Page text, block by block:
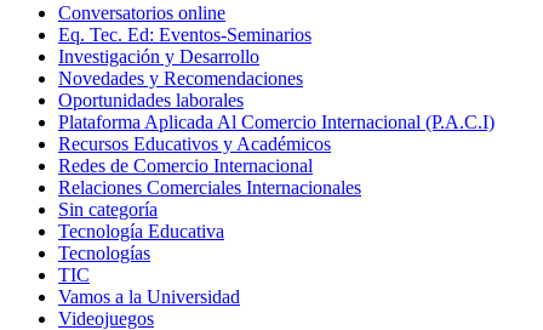
Conversatorios online
Eq. Tec. Ed: Eventos-Seminarios
Investigación y Desarrollo
Novedades y Recomendaciones
Oportunidades laborales
Plataforma Aplicada Al Comercio Internacional (P.A.C.I)
Recursos Educativos y Académicos
Redes de Comercio Internacional
Relaciones Comerciales Internacionales
Sin categoría
Tecnología Educativa
Tecnologías
TIC
Vamos a la Universidad
Videojuegos